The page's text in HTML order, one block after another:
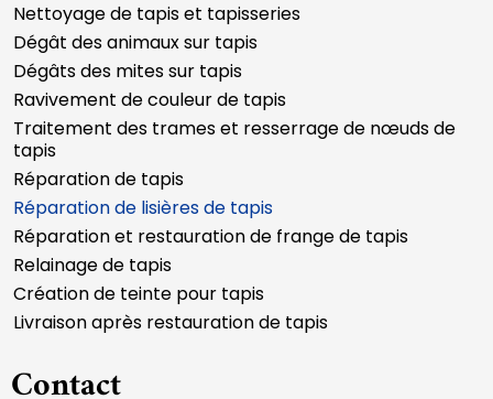
Nettoyage de tapis et tapisseries
Dégât des animaux sur tapis
Dégâts des mites sur tapis
Ravivement de couleur de tapis
Traitement des trames et resserrage de nœuds de
tapis
Réparation de tapis
Réparation de lisières de tapis
Réparation et restauration de frange de tapis
Relainage de tapis
Création de teinte pour tapis
Livraison après restauration de tapis
Contact